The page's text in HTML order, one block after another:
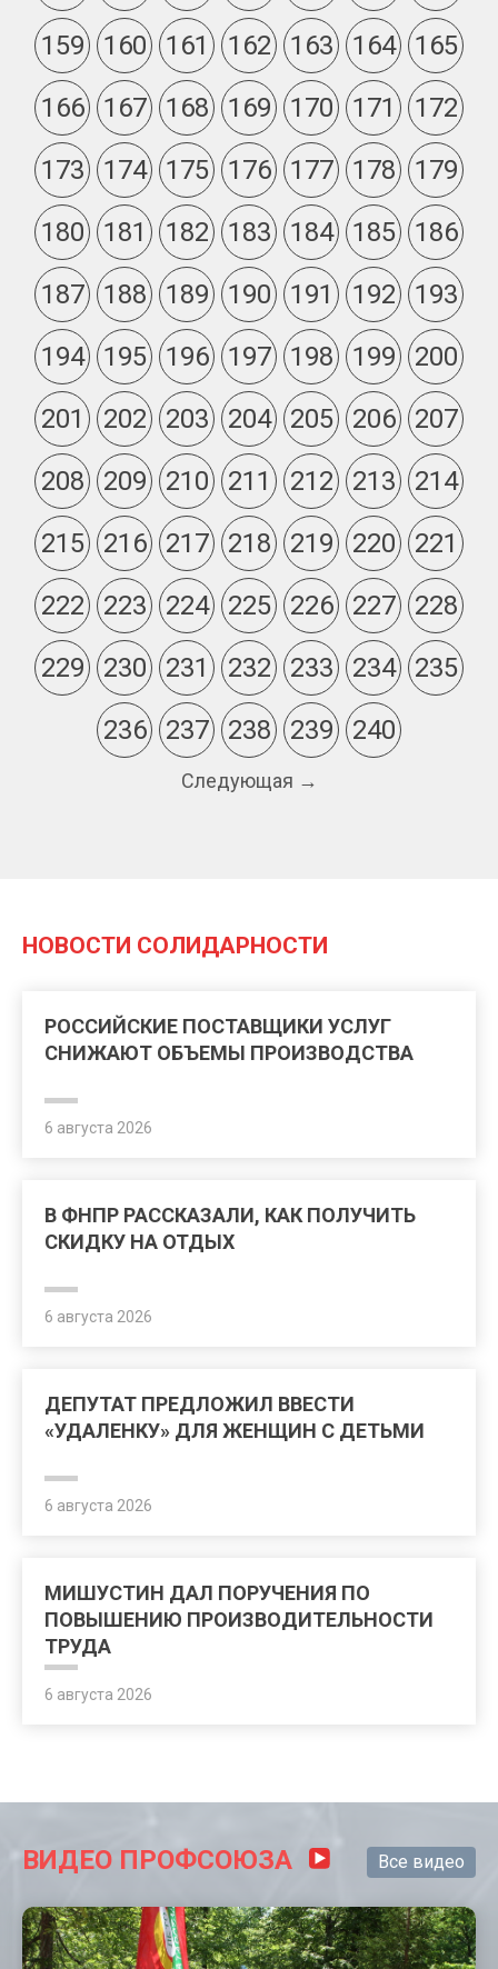
159
160 161 162 163 164
165
166
167 168 169 170 171
172
173
174 175 176 177 178
179
180
181 182 183 184 185
186
187
188 189 190 191 192
193
194
195 196 197 198 199
200
201
202 203 204 205 206
207
208
209 210 211 212 213
214
215
216 217 218 219 220
221
222
223 224 225 226 227
228
229
230 231 232 233 234
235
236
237 238 239 240
Следующая →
НОВОСТИ СОЛИДАРНОСТИ
РОССИЙСКИЕ ПОСТАВЩИКИ УСЛУГ
СНИЖАЮТ ОБЪЕМЫ ПРОИЗВОДСТВА
6 августа 2026
В ФНПР РАССКАЗАЛИ, КАК ПОЛУЧИТЬ
СКИДКУ НА ОТДЫХ
6 августа 2026
ДЕПУТАТ ПРЕДЛОЖИЛ ВВЕСТИ
«УДАЛЕНКУ» ДЛЯ ЖЕНЩИН С ДЕТЬМИ
6 августа 2026
МИШУСТИН ДАЛ ПОРУЧЕНИЯ ПО
ПОВЫШЕНИЮ ПРОИЗВОДИТЕЛЬНОСТИ
ТРУДА
6 августа 2026
ВИДЕО ПРОФСОЮЗА Все видео